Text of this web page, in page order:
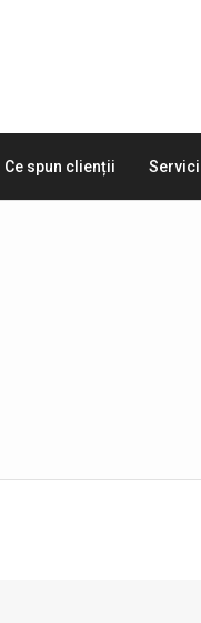
Ce spun clienții